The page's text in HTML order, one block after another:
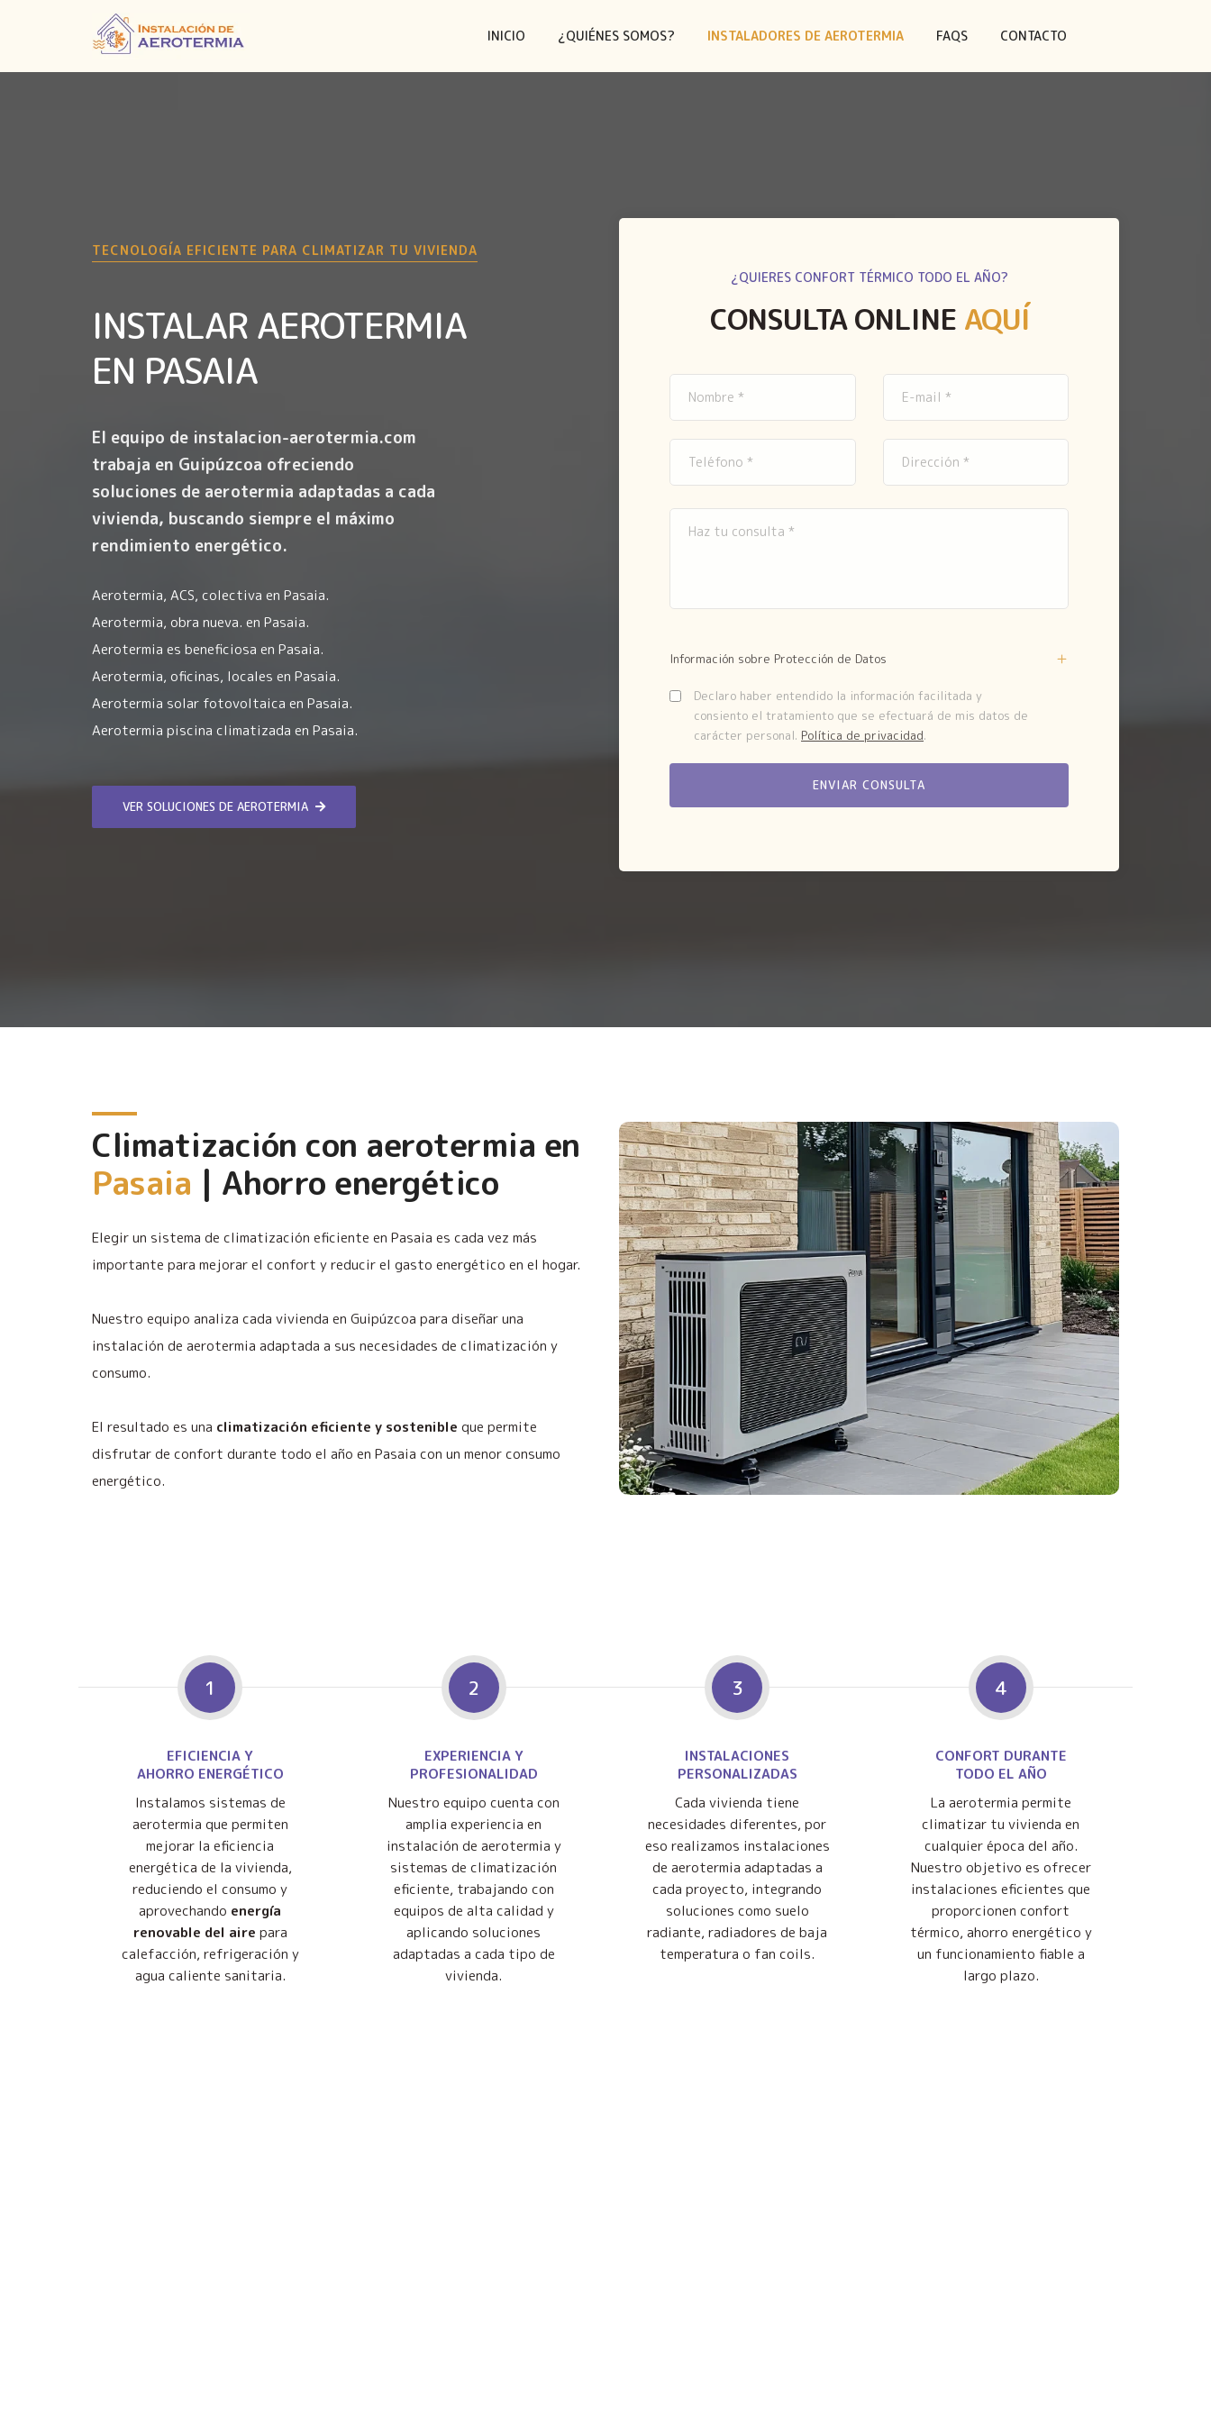
INICIO ¿QUIÉNES SOMOS? INSTALADORES DE AEROTERMIA FAQS CONTACTO
TECNOLOGÍA EFICIENTE PARA CLIMATIZAR TU VIVIENDA
INSTALAR AEROTERMIA
EN PASAIA
El equipo de instalacion-aerotermia.com
trabaja en Guipúzcoa ofreciendo
soluciones de aerotermia adaptadas a cada
vivienda, buscando siempre el máximo
rendimiento energético.
Aerotermia, ACS, colectiva en Pasaia.
Aerotermia, obra nueva. en Pasaia.
Aerotermia es beneficiosa en Pasaia.
Aerotermia, oficinas, locales en Pasaia.
Aerotermia solar fotovoltaica en Pasaia.
Aerotermia piscina climatizada en Pasaia.
VER SOLUCIONES DE AEROTERMIA
¿QUIERES CONFORT TÉRMICO TODO EL AÑO?
CONSULTA ONLINE AQUÍ
Información sobre Protección de Datos
Declaro haber entendido la información facilitada y
consiento el tratamiento que se efectuará de mis datos de
carácter personal. Política de privacidad.
Climatización con aerotermia en
Pasaia | Ahorro energético
Elegir un sistema de climatización eficiente en Pasaia es cada vez más
importante para mejorar el confort y reducir el gasto energético en el hogar.
Nuestro equipo analiza cada vivienda en Guipúzcoa para diseñar una
instalación de aerotermia adaptada a sus necesidades de climatización y
consumo.
El resultado es una climatización eficiente y sostenible que permite
disfrutar de confort durante todo el año en Pasaia con un menor consumo
energético.
1
EFICIENCIA Y
AHORRO ENERGÉTICO
Instalamos sistemas de
aerotermia que permiten
mejorar la eficiencia
energética de la vivienda,
reduciendo el consumo y
aprovechando energía
renovable del aire para
calefacción, refrigeración y
agua caliente sanitaria.
2
EXPERIENCIA Y
PROFESIONALIDAD
Nuestro equipo cuenta con
amplia experiencia en
instalación de aerotermia y
sistemas de climatización
eficiente, trabajando con
equipos de alta calidad y
aplicando soluciones
adaptadas a cada tipo de
vivienda.
3
INSTALACIONES
PERSONALIZADAS
Cada vivienda tiene
necesidades diferentes, por
eso realizamos instalaciones
de aerotermia adaptadas a
cada proyecto, integrando
soluciones como suelo
radiante, radiadores de baja
temperatura o fan coils.
4
CONFORT DURANTE
TODO EL AÑO
La aerotermia permite
climatizar tu vivienda en
cualquier época del año.
Nuestro objetivo es ofrecer
instalaciones eficientes que
proporcionen confort
térmico, ahorro energético y
un funcionamiento fiable a
largo plazo.